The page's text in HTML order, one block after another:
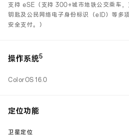
支持 eSE（支持 300+城市地铁公交乘车
钥匙及公民网络电子身份标识（eID）等多
安全支付。）
操作系统5
ColorOS 16.0
定位功能
卫星定位